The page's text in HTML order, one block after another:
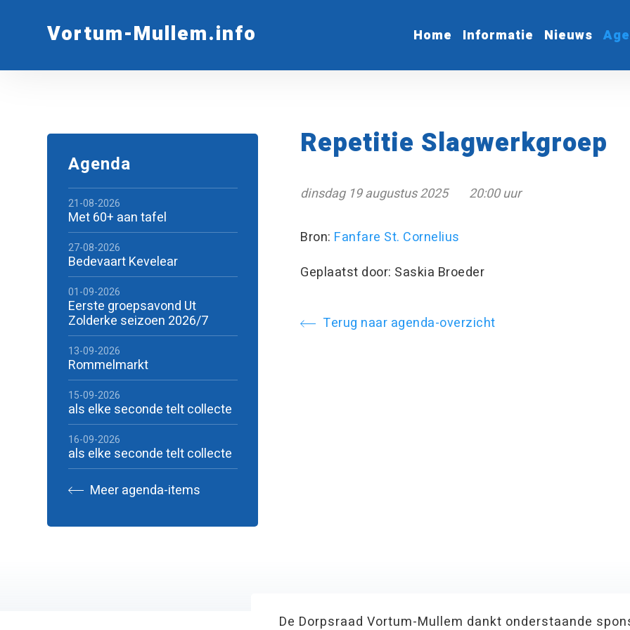
Vortum-Mullem.info Home Informatie Nieuws
Repetitie Slagwerkgroep
dinsdag 19 augustus 2025 20:00 uur
Bron: Fanfare St. Cornelius
Geplaatst door: Saskia Broeder
Terug naar agenda-overzicht
Agenda
21-08-2026
Met 60+ aan tafel
27-08-2026
Bedevaart Kevelear
01-09-2026
Eerste groepsavond Ut
Zolderke seizoen 2026/7
13-09-2026
Rommelmarkt
15-09-2026
als elke seconde telt collecte
16-09-2026
als elke seconde telt collecte
Meer agenda-items
De Dorpsraad Vortum-Mullem dankt onderstaande